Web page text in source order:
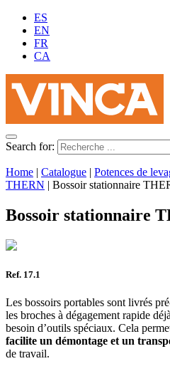
ES
EN
FR
CA
Search for:
Home | Catalogue | Potences de
THERN | Bossoir stationnaire
Bossoir stationnaire
Ref. 17.1
Les bossoirs portables sont livrés
les broches à dégagement rapide
besoin d’outils spéciaux. Cela
facilite un démontage et un
de travail.